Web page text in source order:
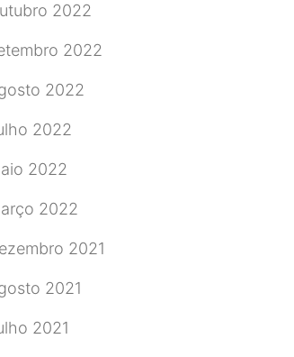
2022
2022
2022
2022
2022
2022
2021
2021
2021